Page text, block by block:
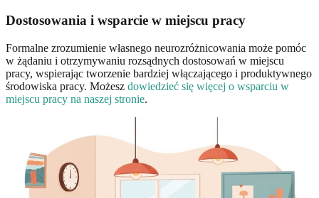
Dostosowania i wsparcie w miejscu pracy
Formalne zrozumienie własnego neurozróżnicowania może pomóc
w żądaniu i otrzymywaniu rozsądnych dostosowań w miejscu
pracy, wspierając tworzenie bardziej włączającego i produktywnego
środowiska pracy. Możesz dowiedzieć się więcej o wsparciu w
miejscu pracy na naszej stronie.